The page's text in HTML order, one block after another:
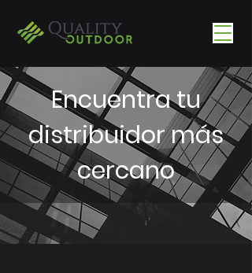
Encuentra tu
distribuidor más
cercano